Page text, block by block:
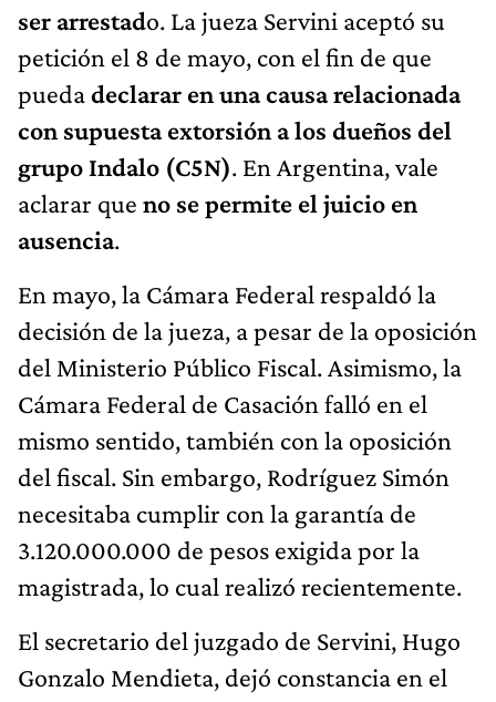
ser arrestado. La jueza Servini aceptó su
petición el 8 de mayo, con el fin de que
puedadeclarar en una causa relacionada
con supuesta extorsión a los dueños del
grupo Indalo (C5N). En Argentina, vale
aclarar que no se permite el juicio en
ausencia.
En mayo, la Cámara Federal respaldó la
decisión de la jueza, a pesar de la oposición
del Ministerio Público Fiscal. Asimismo, la
Cámara Federal de Casación falló en el
mismo sentido, también con la oposición
del fiscal. Sin embargo, Rodríguez Simón
necesitaba cumplir con la garantía de
3.120.000.000 de pesos exigida por la
magistrada, lo cual realizó recientemente.
El secretario del juzgado de Servini, Hugo
Gonzalo Mendieta, dejó constancia en el